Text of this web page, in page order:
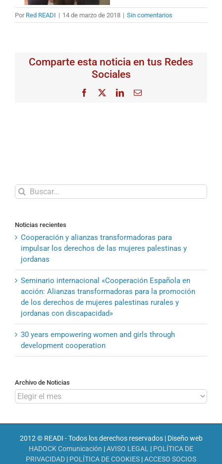
Por Red READI | 14 de marzo de 2018 | Sin comentarios
Comparte esta noticia en tus Redes
Sociales
Facebook LinkedInCorreo
Buscar:
Noticias recientes
Cooperación y alianzas transformadoras para
impulsar los derechos de las mujeres palestinas y
jordanas
Seminario internacional «Cooperación Española en
acción: Alianzas transformadoras para la promoción
de los derechos de mujeres palestinas rurales y
jordanas con discapacidad»
30 years empowering women and girls through
development cooperation
Archivo de Noticias
Archivo
de
2012 © READI - Todos los derechos reservados | Diseño web
HADOCK Comunicación |AVISO LEGAL | POLÍTICA DE
PRIVACIDAD | POLÍTICA DE COOKIES |ACCESO SOCIOS